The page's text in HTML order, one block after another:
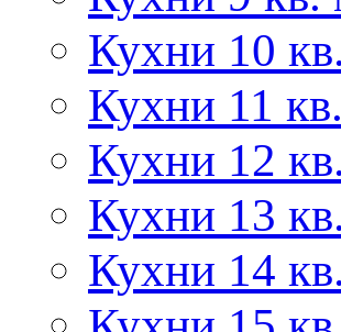
Кухни 10
Кухни 11
Кухни 12
Кухни 13
Кухни 14